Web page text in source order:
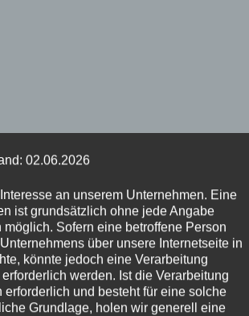
ms-icon-310×310-1.png
02.06.2026
an unserem Unternehmen. Eine
ist grundsätzlich ohne jede Angabe
Sofern eine betroffene Person
über unsere Internetseite in
könnte jedoch eine Verarbeitung
werden. Ist die Verarbeitung
und besteht für eine solche
Grundlage, holen wir generell eine